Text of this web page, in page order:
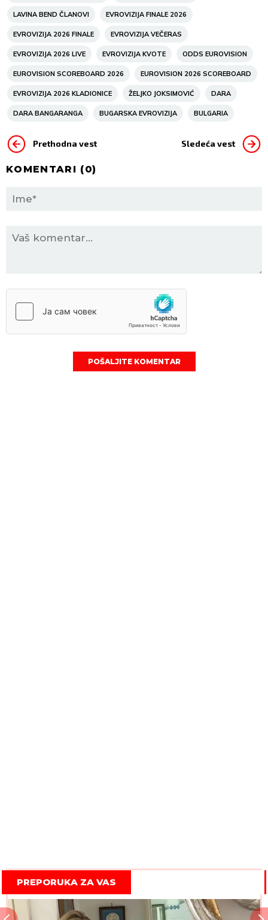
LAVINA BEND ČLANOVI EVROVIZIJA FINALE 2026
EVROVIZIJA 2026 FINALE EVROVIZIJA VEČERAS
EVROVIZIJA 2026 LIVE EVROVIZIJA KVOTE ODDS EUROVISION
EUROVISION SCOREBOARD 2026 EUROVISION 2026 SCOREBOARD
EVROVIZIJA 2026 KLADIONICE ŽELJKO JOKSIMOVIĆ DARA
DARA BANGARANGA BUGARSKA EVROVIZIJA BULGARIA
Prethodna vest Sledeća vest
KOMENTARI (0)
POŠALJITE KOMENTAR
PREPORUKA ZA VAS